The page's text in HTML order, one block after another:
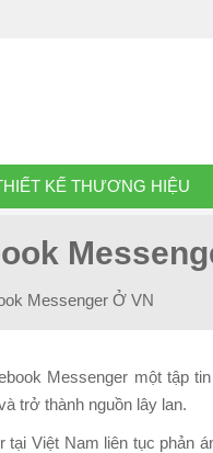
KẾ THƯƠNG HIỆU
Messenger Ở VN
Messenger một tập
trở thành nguồn lây lan.
Việt Nam liên tục phản